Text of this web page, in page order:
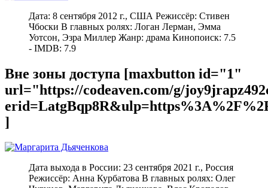
Дата: 8 сентября 2012 г., США Режиссёр: Стивен
Чбоски В главных ролях: Логан Лерман, Эмма
Уотсон, Эзра Миллер Жанр: драма Кинопоиск: 7.5
- IMDB: 7.9
Вне зоны доступа [maxbutton id="1"
url="https://codeaven.com/g/
]
Дата выхода в России: 23 сентября 2021 г., Россия
Режиссёр: Анна Курбатова В главных ролях: Олег